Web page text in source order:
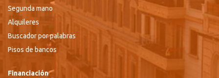
Segunda mano
Alquileres
Buscador por palabras
Pisos de bancos
Financiación